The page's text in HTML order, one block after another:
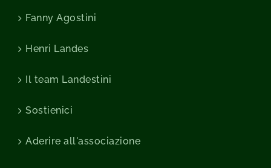
Fanny Agostini
Henri Landes
Il team Landestini
Sostienici
Aderire all'associazione